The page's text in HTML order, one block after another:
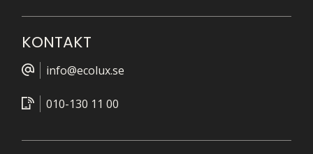
KONTAKT
info@ecolux.se
010-130 11 00